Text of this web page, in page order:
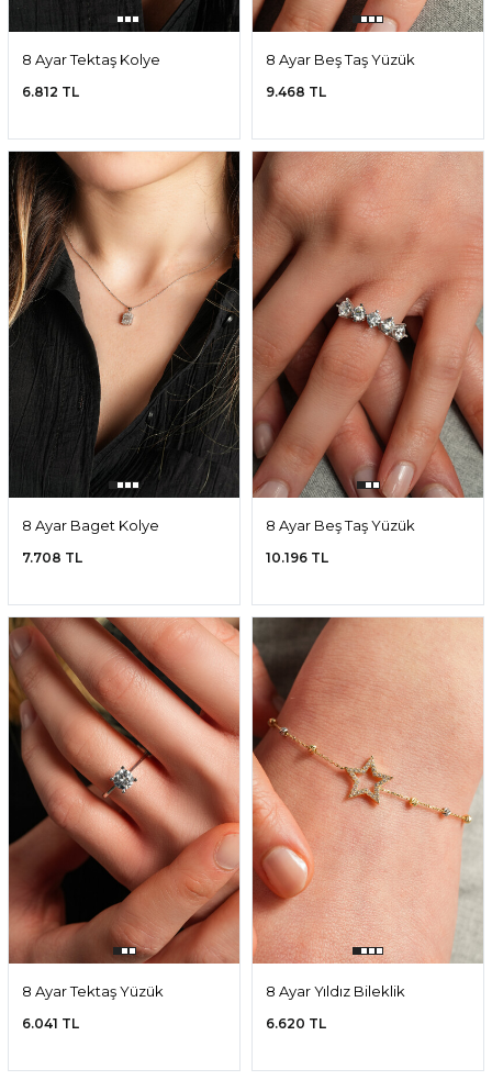
8 Ayar Tektaş Kolye
6.812 TL
8 Ayar Beş Taş Yüzük
9.468 TL
8 Ayar Baget Kolye
7.708 TL
8 Ayar Beş Taş Yüzük
10.196 TL
8 Ayar Tektaş Yüzük
6.041 TL
8 Ayar Yıldız Bileklik
6.620 TL